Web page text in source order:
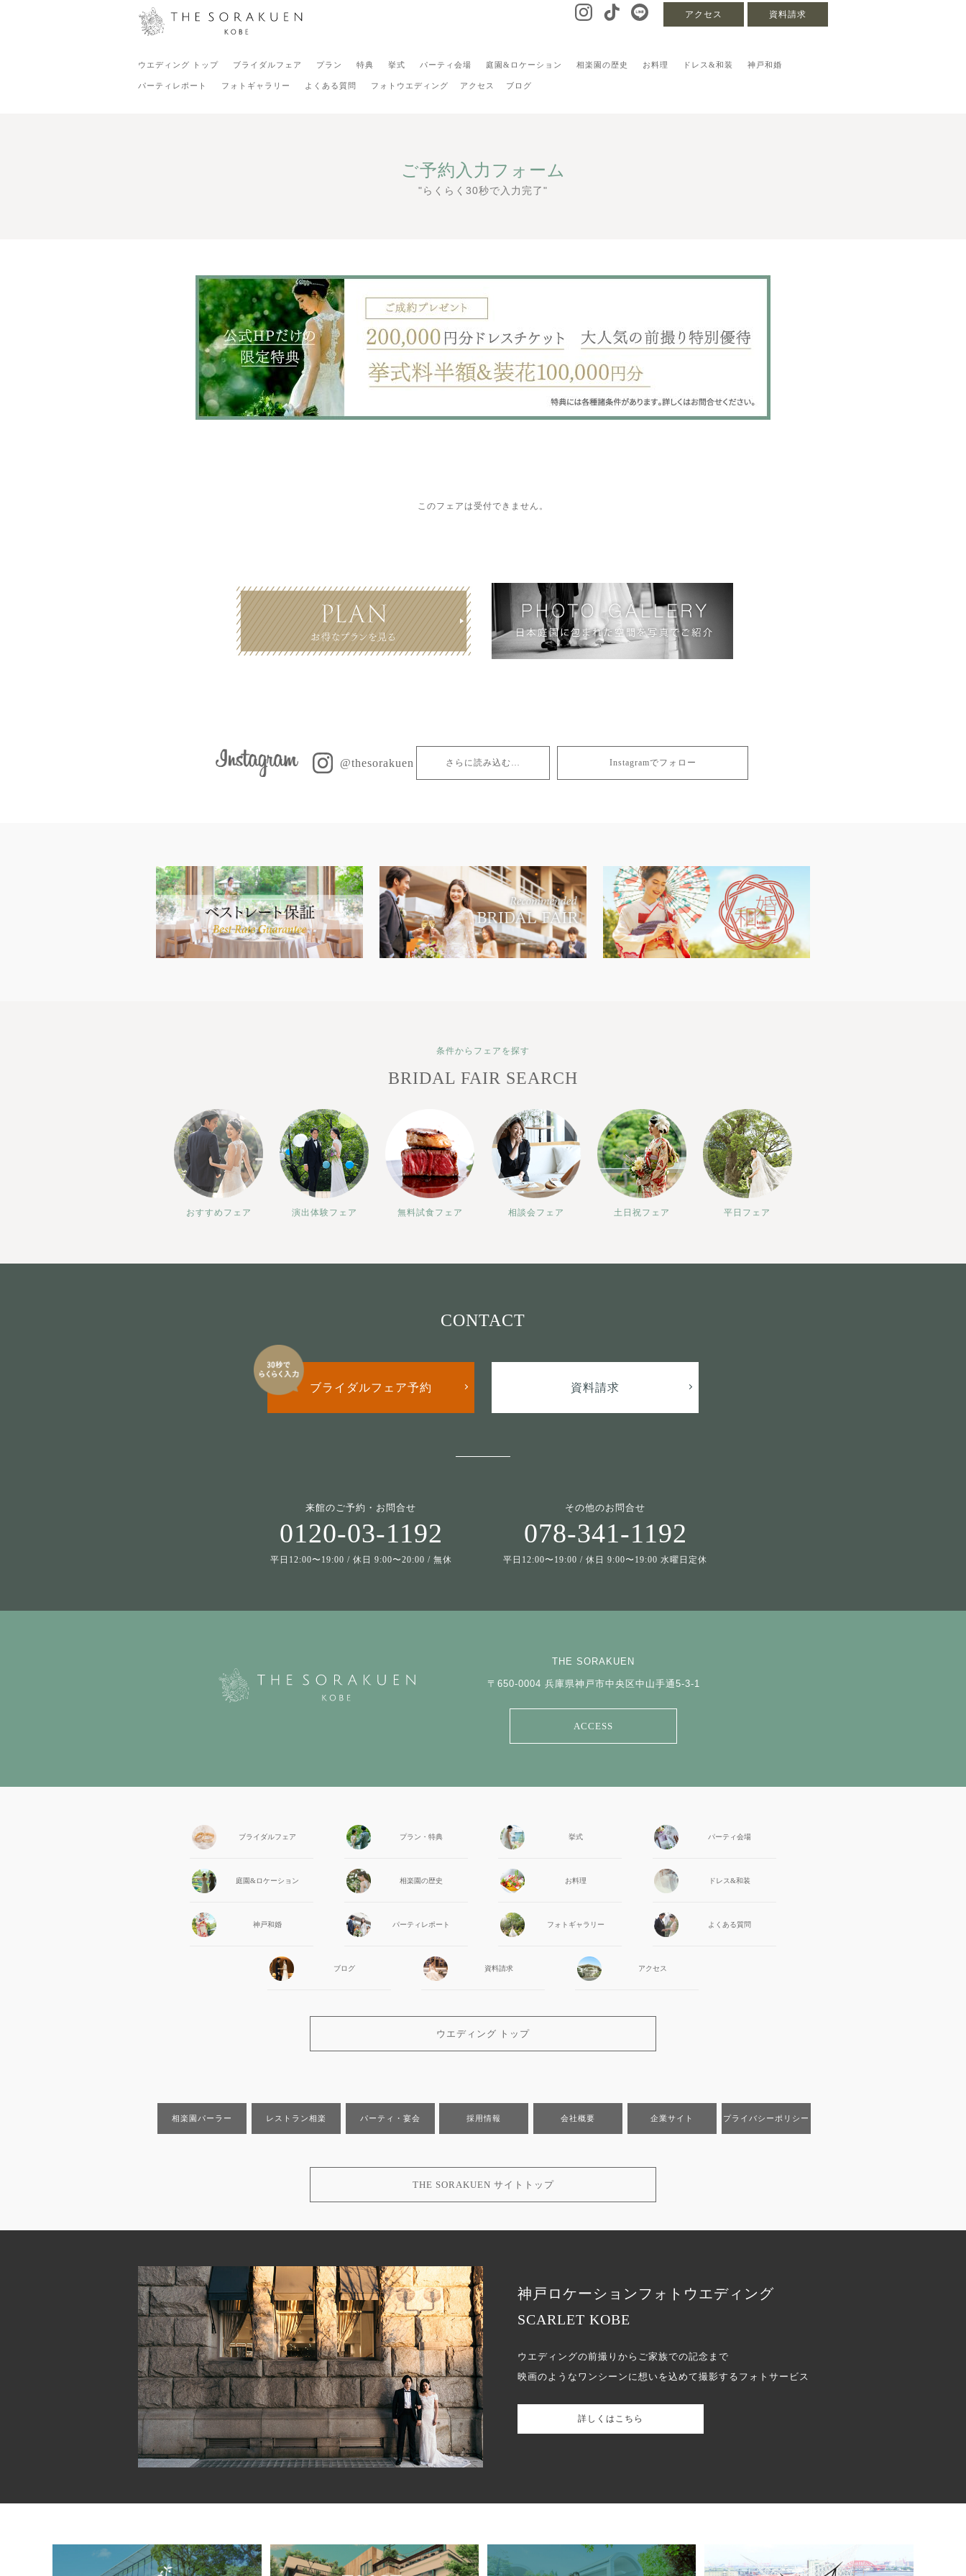
資料請求
アクセス
ウエディング トップ ブライダルフェア プラン 特典 挙式 パーティ会場 庭園&ロケーション 相楽園の歴史 お料理 ドレス&和装 神戸和婚
パーティレポート フォトギャラリー よくある質問 フォトウエディング アクセス ブログ
ご予約入力フォーム
"らくらく30秒で入力完了"
このフェアは受付できません。
@thesorakuen さらに読み込む… Instagramでフォロー
条件からフェアを探す
BRIDAL FAIR SEARCH
おすすめフェア 演出体験フェア 無料試食フェア 相談会フェア 土日祝フェア 平日フェア
CONTACT
ブライダルフェア予約 資料請求
来館のご予約・お問合せ
0120-03-1192
平日12:00〜19:00 / 休日 9:00〜20:00 / 無休
その他のお問合せ
078-341-1192
平日12:00〜19:00 / 休日 9:00〜19:00 水曜日定休
THE SORAKUEN
〒650-0004 兵庫県神戸市中央区中山手通5-3-1
ACCESS
ブライダルフェア プラン・特典 挙式 パーティ会場
庭園&ロケーション 相楽園の歴史 お料理 ドレス&和装
神戸和婚 パーティ レポート フォト ギャラリー よくある質問
ブログ 資料請求 アクセス
ウエディング トップ
相楽園パーラー レストラン相楽 パーティ・宴会 採用情報 会社概要 企業サイト プライバシーポリシー
THE SORAKUEN サイトトップ
神戸ロケーションフォトウエディング
SCARLET KOBE
ウエディングの前撮りからご家族での記念まで
映画のようなワンシーンに想いを込めて撮影するフォトサービス
詳しくはこちら